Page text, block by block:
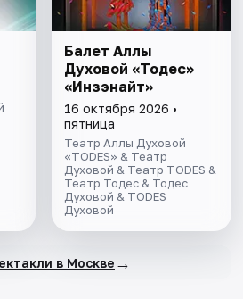
Балет Аллы
Духовой «Тодес»
«Инзэнайт»
16 октября 2026 •
пятница
Театр Аллы Духовой
«TODES» & Театр
Духовой & Театр TODES &
Театр Тодес & Тодес
Духовой & TODES
Духовой
в Москве →